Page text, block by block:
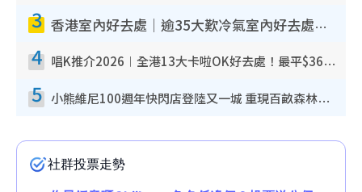
3 香港室內好去處｜逾35大歎冷氣室內好去處推介 室內活動免費避雨無懼落雨
4 唱K推介2026︱全港13大卡啦OK好去處！最平$36起 日文K都有！(附地址+收費詳情)
5 小熊維尼100週年快閃店登陸又一城 重現百畝森林經典場景／獨家限定盲盒登場／專屬DIY香水